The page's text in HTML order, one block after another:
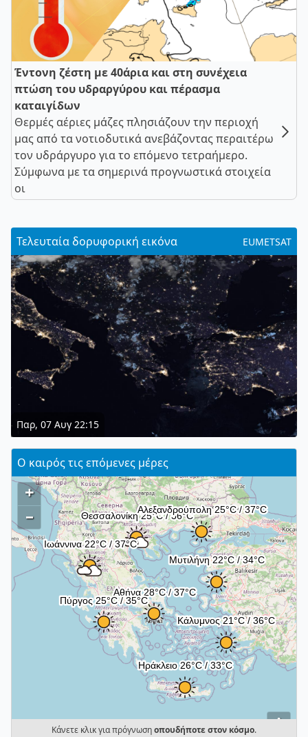
Έντονη ζέστη με 40άρια και στη συνέχεια
πτώση του υδραργύρου και πέρασμα
καταιγίδων
Θερμές αέριες μάζες πλησιάζουν την περιοχή
μας από τα νοτιοδυτικά ανεβάζοντας περαιτέρω
τον υδράργυρο για το επόμενο τετραήμερο.
Σύμφωνα με τα σημερινά προγνωστικά στοιχεία
οι
Τελευταία δορυφορική εικόνα EUMETSAT
Παρ, 07 Αυγ 22:15
Ο καιρός τις επόμενες μέρες
i
+
–
Κάνετε κλικ για πρόγνωσηοπουδήποτε στον κόσμο.